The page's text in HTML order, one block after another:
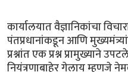
कार्यालयात वैज्ञानिकांचा
पंतप्रधानांकडून आणि
प्रश्नांत एक प्रश्न प्रामुख्याने
नियंत्रणाबाहेर गेलाय